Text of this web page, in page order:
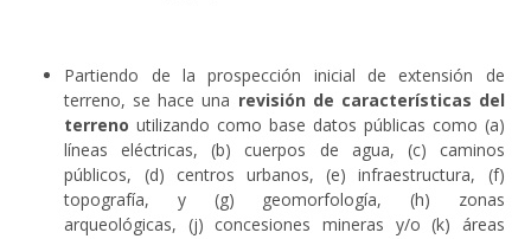
Partiendo de la prospección inicial de extensión de
terreno, se hace una revisión de características del
terreno utilizando como base datos públicas como (a)
líneas eléctricas, (b) cuerpos de agua, (c) caminos
públicos, (d) centros urbanos, (e) infraestructura, (f)
topografía, y (g) geomorfología, (h) zonas
arqueológicas, (j) concesiones mineras y/o (k) áreas